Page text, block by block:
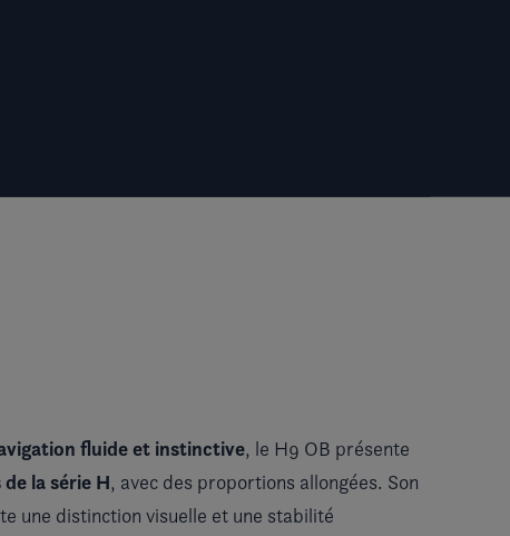
fluide et instinctive, le H9 OB présente
de lasérie H, avec des proportions allongées. Son
une distinction visuelle et une stabilité